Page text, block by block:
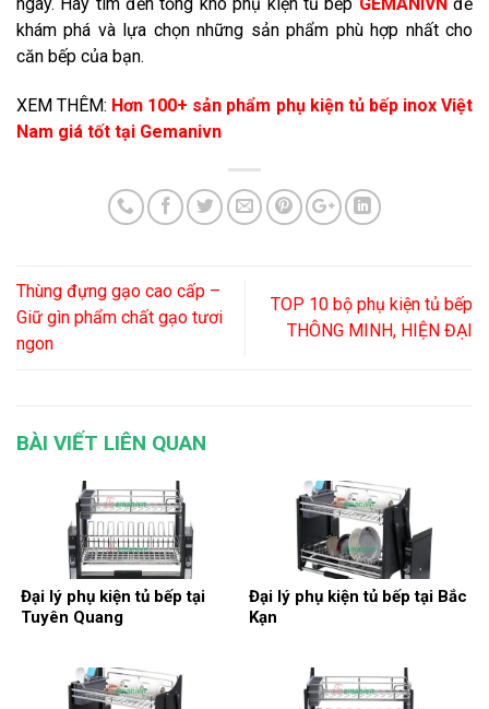
khám phá và lựa chọn những sản phẩm phù hợp nhất cho
căn bếp của bạn.
XEM THÊM: Hơn 100+ sản phẩm phụ kiện tủ bếp inox Việt
Nam giá tốt tại Gemanivn
Thùng đựng gạo cao cấp –
Giữ gìn phẩm chất gạo tươi
ngon
TOP 10 bộ phụ kiện tủ bếp
THÔNG MINH, HIỆN ĐẠI
BÀI VIẾT LIÊN QUAN
Đại lý phụ kiện tủ bếp tại
Tuyên Quang
Đại lý phụ kiện tủ bếp tại Bắc
Kạn